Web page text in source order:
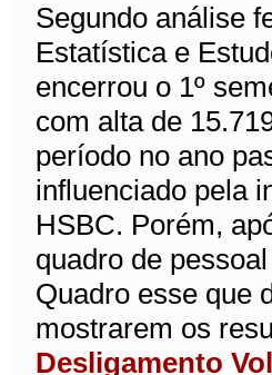
Segundo análise
Estatística e
encerrou o 1º
com alta de
período no ano
influenciado pela
HSBC. Porém,
quadro de
Quadro esse que
mostrarem os
Desligamento